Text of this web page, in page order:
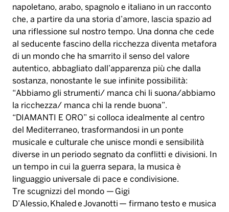
napoletano, arabo, spagnolo e italiano in un racconto
che, a partire da una storia d’amore, lascia spazio ad
una riflessione sul nostro tempo. Una donna che cede
al seducente fascino della ricchezza diventa metafora
di un mondo che ha smarrito il senso del valore
autentico, abbagliato dall’apparenza più che dalla
sostanza, nonostante le sue infinite possibilità:
“Abbiamo gli strumenti/ manca chi li suona/abbiamo
la ricchezza/ manca chi la rende buona”.
“DIAMANTI E ORO” si colloca idealmente al centro
del Mediterraneo, trasformandosi in un ponte
musicale e culturale che unisce mondi e sensibilità
diverse in un periodo segnato da conflitti e divisioni. In
un tempo in cui la guerra separa, la musica è
linguaggio universale di pace e condivisione.
Tre scugnizzi del mondo — Gigi
D’Alessio, Khaled e Jovanotti — firmano testo e musica